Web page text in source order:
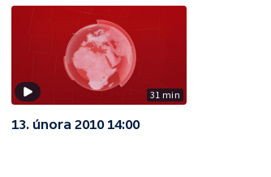
31 min
13. února 2010 14:00